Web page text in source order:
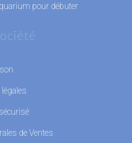
pour débuter
de Ventes